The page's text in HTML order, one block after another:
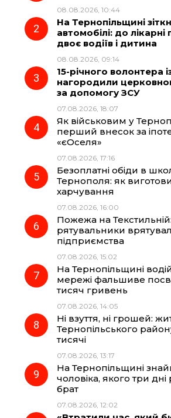
o
o
g
r
a
m
08.08.2026, 10:44
На Тернопільщині
автомобілі: до
двоє водіїв і дитина
08.08.2026, 09:14
15-річного волонтера
нагородили
за допомогу ЗСУ
07.08.2026, 18:07
Як військовим у
перший внесок за
«єОселя»
07.08.2026, 17:16
Безоплатні обіди в
Тернополя: як
харчування
07.08.2026, 16:00
Пожежа на Текстильній:
рятувальники
підприємства
07.08.2026, 15:02
На Тернопільщині
мережі фальшиве
тисяч гривень
07.08.2026, 14:05
Ні взуття, ні грошей:
Тернопільського
тисячі
07.08.2026, 13:17
На Тернопільщині
чоловіка, якого три
брат
07.08.2026, 12:02